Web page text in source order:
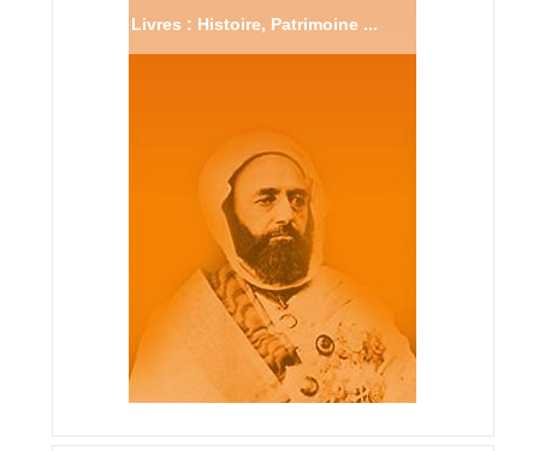
Livres : Histoire, Patrimoine ...